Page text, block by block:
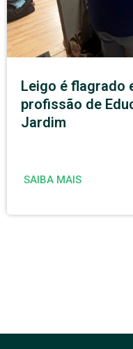
Leigo é flagrado
profissão de
Jardim
SAIBA MAIS